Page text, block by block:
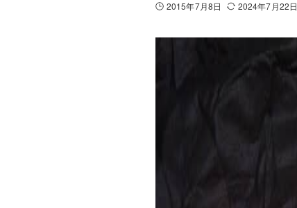
2015年7月8日 2024年7月22日